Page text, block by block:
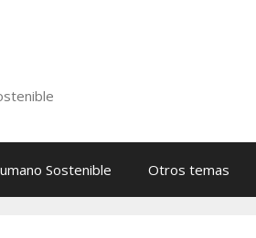
Sostenible Otros temas